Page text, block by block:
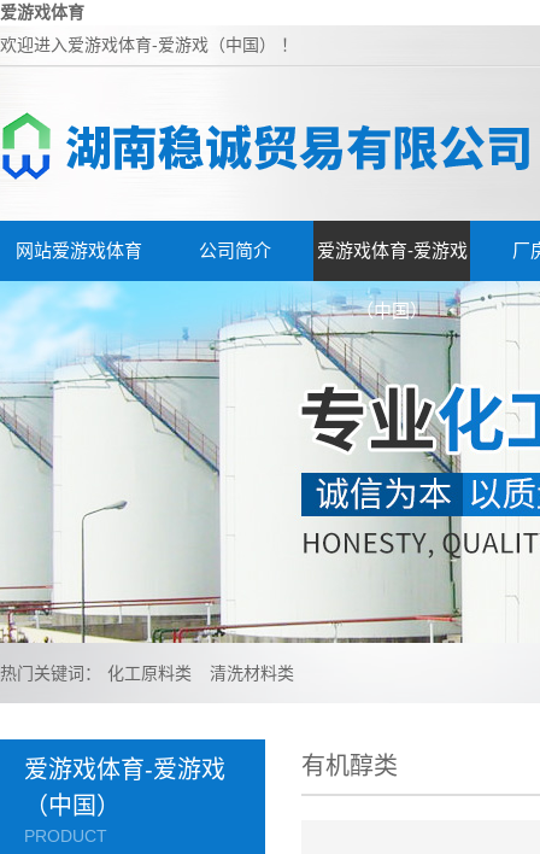
爱游戏体育
欢迎进入爱游戏体育-爱游戏（中国） ！
网站爱游戏体育 公司简介 爱游戏体育-爱游戏
（中国）
厂
热门关键词： 化工原料类 清洗材料类
爱游戏体育-爱游戏
（中国）
PRODUCT
有机醇类